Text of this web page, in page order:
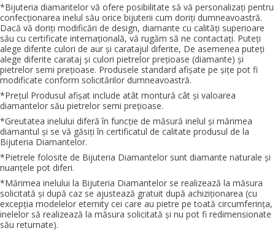
*Bijuteria diamantelor vă ofere posibilitate să vă personalizaţi pentru
confecţionarea inelul său orice bijuterii cum doriţi dumneavoastră.
Dacă vă doriţi modificări de design, diamante cu calităţi superioare
său cu certificate internaţională, vă rugăm să ne contactaţi. Puteţi
alege diferite culori de aur şi caratajul diferite, De asemenea puteţi
alege diferite carataj şi culori pietrelor preţioase (diamante) şi
pietrelor semi preţioase. Produsele standard afişate pe şiţe pot fi
modificate conform solicitărilor dumneavoastră.
*Preţul Produsul afişat include atât montură cât şi valoarea
diamantelor său pietrelor semi preţioase.
*Greutatea inelului diferă în funcţie de măsură inelul şi mărimea
diamantul şi se vă găsiţi în certificatul de calitate produsul de la
Bijuteria Diamantelor.
*Pietrele folosite de Bijuteria Diamantelor sunt diamante naturale şi
nuanţele pot diferi.
*Mărimea inelului la Bijuteria Diamantelor se realizează la măsura
solicitată şi după caz se ajustează gratuit după achiziţionarea (cu
excepţia modelelor eternity cei care au pietre pe toată circumferinţa,
inelelor să realizează la măsura solicitată şi nu pot fi redimensionate
său returnate).